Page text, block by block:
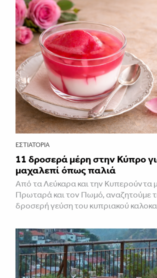
ΕΣΤΙΑΤΌΡΙΑ
11 δροσερά μέρη στην Κύπρο
μαχαλεπί όπως παλιά
Από τα Λεύκαρα και την Κυπερούντα
Πρωταρά και τον Πωμό, αναζητούμε
δροσερή γεύση του κυπριακού